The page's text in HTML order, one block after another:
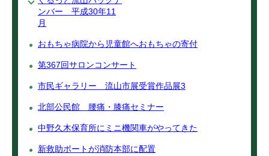
ンバー 平成30年11
月
おもちゃ病院から児童館へおもちゃの寄付
第367回サロンコンサート
市民ギャラリー 流山市展受賞作品展3
北部公民館 腰痛・膝痛セミナー
中野久木保育所にミニ機関車がやってきた
新救助ボートが消防本部に配置